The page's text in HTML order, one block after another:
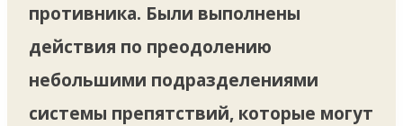
противника. Были выполнены
действия по преодолению
небольшими подразделениями
системы препятствий, которые могут